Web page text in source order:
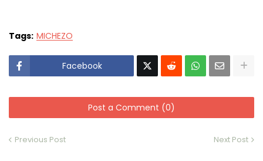
Tags: MICHEZO
Facebook
Post a Comment (0)
Previous Post Next Post